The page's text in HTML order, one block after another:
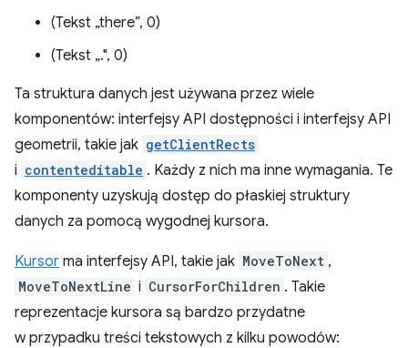
(Tekst „there”, 0)
(Tekst „.", 0)
Ta struktura danych jest używana przez wiele
komponentów: interfejsy API dostępności i interfejsy API
geometrii, takie jak getClientRects
i contenteditable . Każdy z nich ma inne wymagania. Te
komponenty uzyskują dostęp do płaskiej struktury
danych za pomocą wygodnej kursora.
Kursor ma interfejsy API, takie jak MoveToNext ,
MoveToNextLine i CursorForChildren . Takie
reprezentacje kursora są bardzo przydatne
w przypadku treści tekstowych z kilku powodów: